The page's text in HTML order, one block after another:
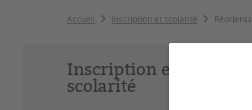
Accueil Inscription et scolarité
Inscription et
scolarité